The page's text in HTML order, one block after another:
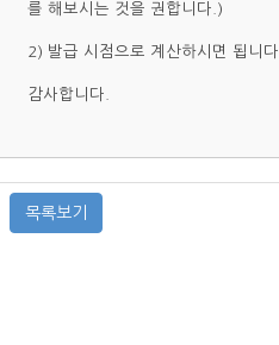
를 해보시는 것을 권합니다.)
2) 발급 시점으로 계산하시면 됩니다.
감사합니다.
목록보기